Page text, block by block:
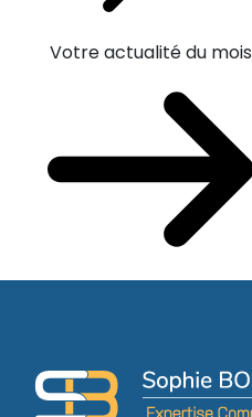
Votre actualité du mois